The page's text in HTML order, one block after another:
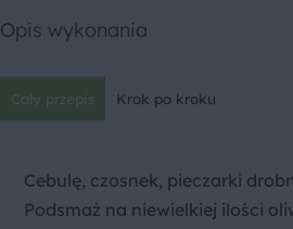
Opis wykonania
Cały przepis Krok po kroku
Cebulę, czosnek, pieczarki
Podsmaż na niewielkiej ilości